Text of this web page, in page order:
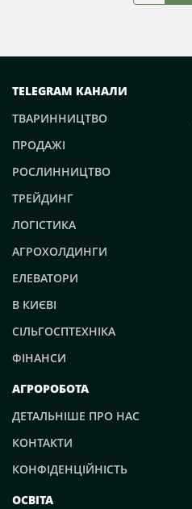
TELEGRAM КАНАЛИ
ТВАРИННИЦТВО
ПРОДАЖІ
РОСЛИННИЦТВО
ТРЕЙДИНГ
ЛОГІСТИКА
АГРОХОЛДИНГИ
ЕЛЕВАТОРИ
В КИЄВІ
СІЛЬГОСПТЕХНІКА
ФІНАНСИ
АГРОРОБОТА
ДЕТАЛЬНІШЕ ПРО НАС
КОНТАКТИ
КОНФІДЕНЦІЙНІСТЬ
ОСВІТА